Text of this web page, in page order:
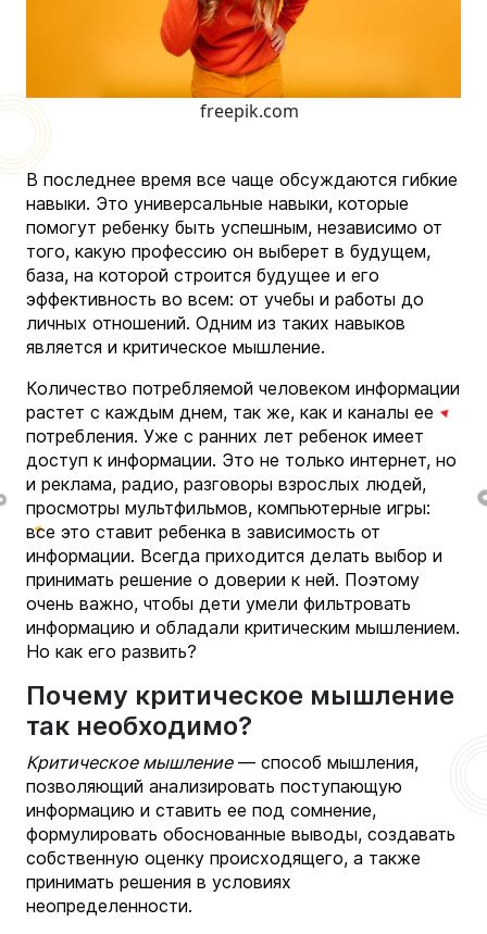
freepik.com
В последнее время все чаще обсуждаются гибкие
навыки. Это универсальные навыки, которые
помогут ребенку быть успешным, независимо от
того, какую профессию он выберет в будущем,
база, на которой строится будущее и его
эффективность во всем: от учебы и работы до
личных отношений. Одним из таких навыков
является и критическое мышление.
Количество потребляемой человеком информации
растет с каждым днем, так же, как и каналы ее
потребления. Уже с ранних лет ребенок имеет
доступ к информации. Это не только интернет, но
и реклама, радио, разговоры взрослых людей,
просмотры мультфильмов, компьютерные игры:
все это ставит ребенка в зависимость от
информации. Всегда приходится делать выбор и
принимать решение о доверии к ней. Поэтому
очень важно, чтобы дети умели фильтровать
информацию и обладали критическим мышлением.
Но как его развить?
Почему критическое мышление
так необходимо?
Критическое мышление— способ мышления,
позволяющий анализировать поступающую
информацию и ставить ее под сомнение,
формулировать обоснованные выводы, создавать
собственную оценку происходящего, а также
принимать решения в условиях
неопределенности.